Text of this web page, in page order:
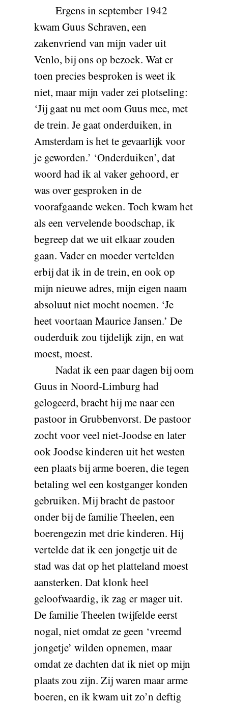
Ergens in september 1942
kwam Guus Schraven, een
zakenvriend van mijn vader uit
Venlo, bij ons op bezoek. Wat er
toen precies besproken is weet ik
niet, maar mijn vader zei plotseling:
‘Jij gaat nu met oom Guus mee, met
de trein. Je gaat onderduiken, in
Amsterdam is het te gevaarlijk voor
je geworden.’ ‘Onderduiken’, dat
woord had ik al vaker gehoord, er
was over gesproken in de
voorafgaande weken. Toch kwam het
als een vervelende boodschap, ik
begreep dat we uit elkaar zouden
gaan. Vader en moeder vertelden
erbij dat ik in de trein, en ook op
mijn nieuwe adres, mijn eigen naam
absoluut niet mocht noemen. ‘Je
heet voortaan Maurice Jansen.’ De
ouderduik zou tijdelijk zijn, en wat
moest, moest.
Nadat ik een paar dagen bij oom
Guus in Noord-Limburg had
gelogeerd, bracht hij me naar een
pastoor in Grubbenvorst. De pastoor
zocht voor veel niet-Joodse en later
ook Joodse kinderen uit het westen
een plaats bij arme boeren, die tegen
betaling wel een kostganger konden
gebruiken. Mij bracht de pastoor
onder bij de familie Theelen, een
boerengezin met drie kinderen. Hij
vertelde dat ik een jongetje uit de
stad was dat op het platteland moest
aansterken. Dat klonk heel
geloofwaardig, ik zag er mager uit.
De familie Theelen twijfelde eerst
nogal, niet omdat ze geen ‘vreemd
jongetje’ wilden opnemen, maar
omdat ze dachten dat ik niet op mijn
plaats zou zijn. Zij waren maar arme
boeren, en ik kwam uit zo’n deftig